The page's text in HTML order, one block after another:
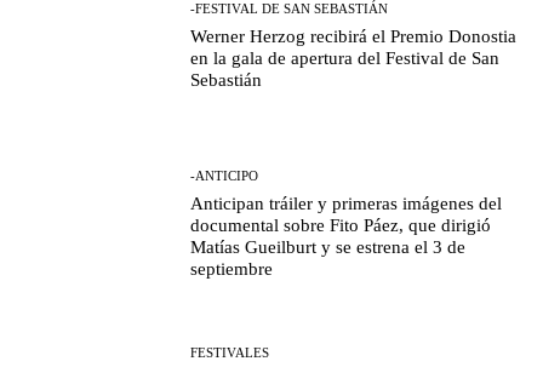
-FESTIVAL DE SAN SEBASTIÁN
Werner Herzog recibirá el Premio Donostia
en la gala de apertura del Festival de San
Sebastián
-ANTICIPO
Anticipan tráiler y primeras imágenes del
documental sobre Fito Páez, que dirigió
Matías Gueilburt y se estrena el 3 de
septiembre
FESTIVALES